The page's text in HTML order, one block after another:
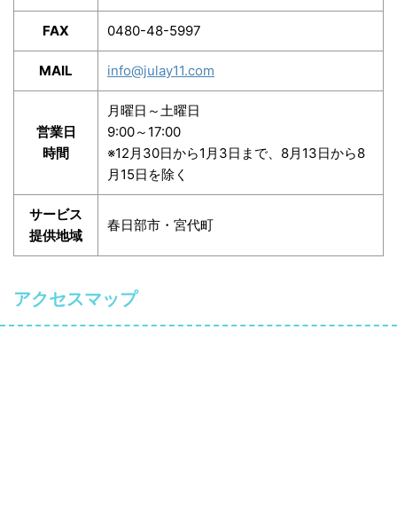
FAX 0480-48-5997
MAIL info@julay11.com
営業日
時間
月曜日～土曜日
9:00～17:00
※12月30日から1月3日まで、8月13日から8
月15日を除く
サービス
提供地域
春日部市・宮代町
アクセスマップ